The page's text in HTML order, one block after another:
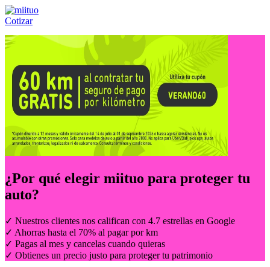
Cotizar
Llámanos al:(55) 84-21-05-00 ó
¿Por qué elegir miituo para proteger tu
auto?
✓ Nuestros clientes nos califican con 4.7 estrellas en Google
✓ Ahorras hasta el 70% al pagar por km
✓ Pagas al mes y cancelas cuando quieras
✓ Obtienes un precio justo para proteger tu patrimonio